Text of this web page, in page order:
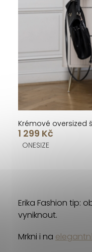
u
t
ů
d
k
t
ů
Krémové oversized
1 299 Kč
ONESIZE
l
á
Erika Fashion tip:
vyniknout.
Mrkni i na